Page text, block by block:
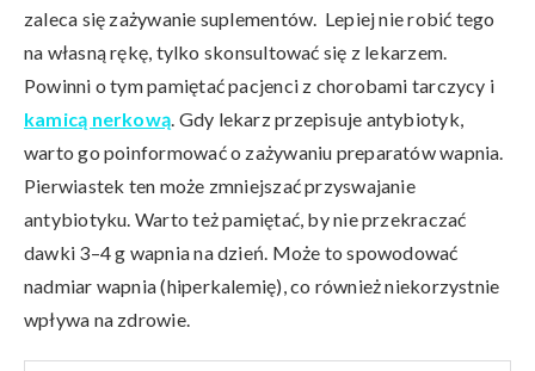
zaleca się zażywanie suplementów. Lepiej nie robić tego
na własną rękę, tylko skonsultować się z lekarzem.
Powinni o tym pamiętać pacjenci z chorobami tarczycy i
kamicą nerkową. Gdy lekarz przepisuje antybiotyk,
warto go poinformować o zażywaniu preparatów wapnia.
Pierwiastek ten może zmniejszać przyswajanie
antybiotyku. Warto też pamiętać, by nie przekraczać
dawki 3–4 g wapnia na dzień. Może to spowodować
nadmiar wapnia (hiperkalemię), co również niekorzystnie
wpływa na zdrowie.